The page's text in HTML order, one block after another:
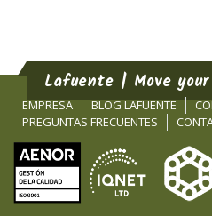
Lafuente | Move
EMPRESA BLOG LAFUENTE
PREGUNTAS FRECUENTES